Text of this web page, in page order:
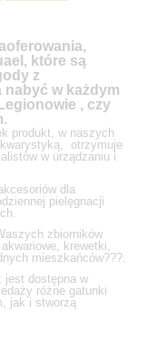
które są
z
nabyć w każdym
, czy
produkt, w naszych
otrzymuje
w urządzaniu i
dla
pielęgnacji
zbiorników
krewetki,
mieszkańców???.
jest dostępna w
różne gatunki
jak i stworzą